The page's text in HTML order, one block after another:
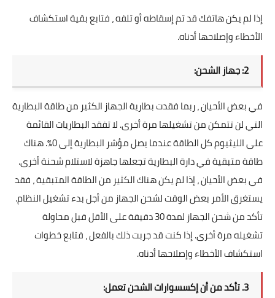
إذا لم يكن هاتفك قد تم إسقاطه أو تلفه ، فتابع بقية استكشاف
الأخطاء وإصلاحها أدناه.
2: جهاز الشحن:
في بعض الأحيان ، ربما فقدت بطارية الجهاز الكثير من طاقة البطارية
التي لن تتمكن من تشغيلها مرة أخرى. لا تفقد البطاريات القائمة
على الليثيوم كل الطاقة عندما يصل مؤشر البطارية إلى 0٪. هناك
طاقة متبقية في دارة البطارية تجعلها جاهزة لاستلام شحنة أخرى.
في بعض الأحيان ، إذا لم يكن هناك الكثير من الطاقة المتبقية ، فقد
يستغرق الأمر بعض الوقت لشحن الجهاز من أجل بدء تشغيل النظام.
تأكد من شحن الجهاز لمدة 30 دقيقة على الأقل قبل محاولة
تشغيله مرة أخرى. إذا كنت قد جربت ذلك بالفعل ، فتابع خطوات
استكشاف الأخطاء وإصلاحها أدناه.
3. تأكد من أن إكسسوارات الشحن تعمل: